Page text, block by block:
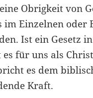
Obrigkeit von
im Einzelnen
Ist ein Gesetz
es für uns als
es dem
Kraft.